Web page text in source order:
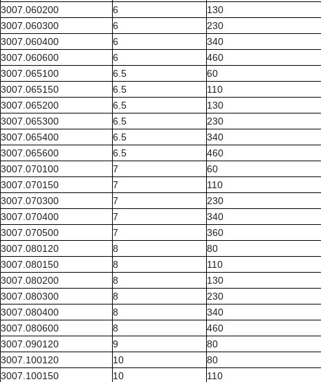
3007.060200
6 130
3007.060300
6 230
3007.060400
6 340
3007.060600
6 460
3007.065100
6.5 60
3007.065150
6.5 110
3007.065200
6.5 130
3007.065300
6.5 230
3007.065400
6.5 340
3007.065600
6.5 460
3007.070100
7 60
3007.070150
7 110
3007.070300
7 230
3007.070400
7 340
3007.070500
7 360
3007.080120
8 80
3007.080150
8 110
3007.080200
8 130
3007.080300
8 230
3007.080400
8 340
3007.080600
8 460
3007.090120
9 80
3007.100120
10 80
3007.100150
10 110